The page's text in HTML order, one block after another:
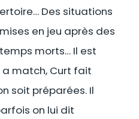
Des situations
en jeu après des
morts… Il est
a match, Curt fait
soit préparées. Il
on lui dit